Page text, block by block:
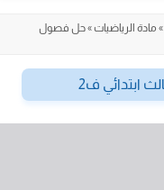
» مادة الرياضيات»حل فصول